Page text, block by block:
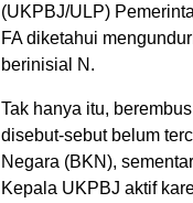
(UKPBJ/ULP)
FA diketahui
berinisial N.
Tak hanya itu,
disebut-sebut belum
Negara (BKN),
Kepala UKPBJ aktif